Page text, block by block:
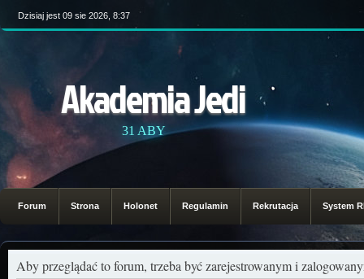
Dzisiaj jest 09 sie 2026, 8:37
Akademia Jedi
31 ABY
Forum Strona Holonet Regulamin Rekrutacja System
Aby przeglądać to forum, trzeba być zarejestrowanym i